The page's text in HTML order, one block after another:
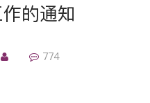
的通知
774